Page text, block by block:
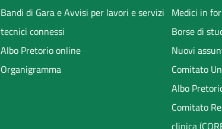
Bandi di Gara e Avvisi per lavori e servizi
tecnici connessi
Albo Pretorio online
Organigramma
Medici in
Borse di
Nuovi
Comitato
Albo
Comitato
clinica